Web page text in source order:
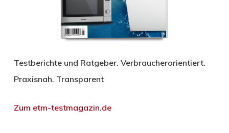
Testberichte und Ratgeber. Verbraucherorientiert.
Praxisnah. Transparent
Zum etm-testmagazin.de